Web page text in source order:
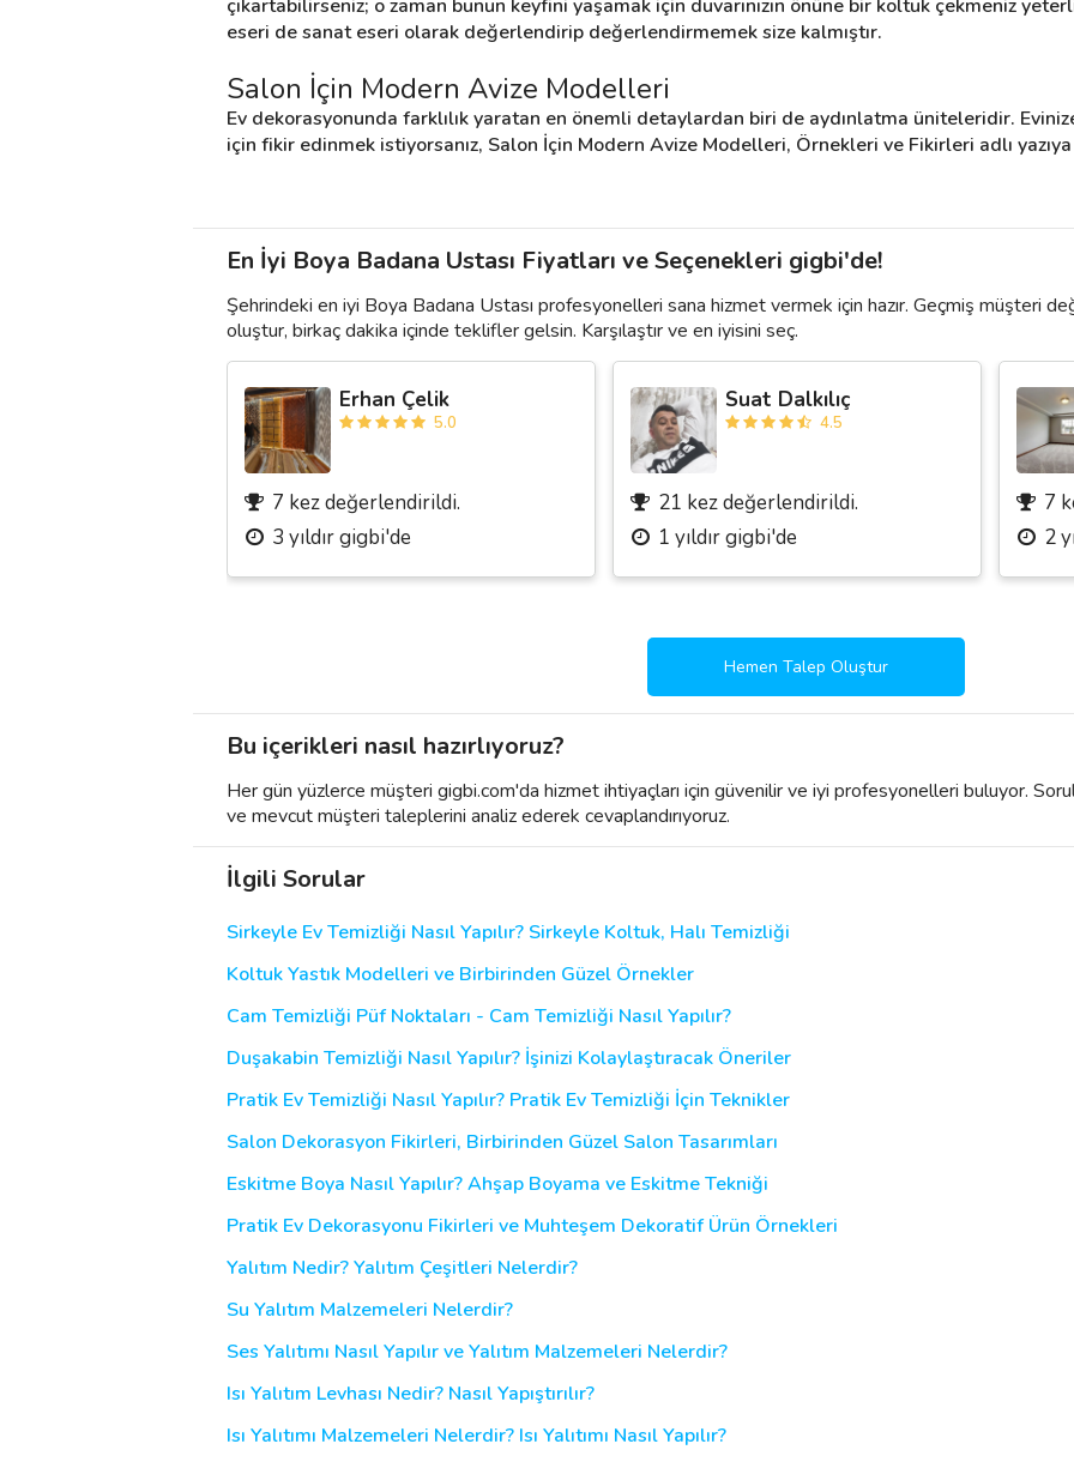
çıkartabilirseniz; o zaman bunun keyfini yaşamak için duvarınızın önüne bir koltuk çekmeniz
eseri de sanat eseri olarak değerlendirip değerlendirmemek size kalmıştır.
Salon İçin Modern Avize Modelleri
Ev dekorasyonunda farklılık yaratan en önemli detaylardan biri de aydınlatma üniteleridir.
için fikir edinmek istiyorsanız, Salon İçin Modern Avize Modelleri, Örnekleri ve Fikirleri adlı
En İyi Boya Badana Ustası Fiyatları ve Seçenekleri gigbi'de!
Şehrindeki en iyi Boya Badana Ustası profesyonelleri sana hizmet vermek için hazır. Geçmiş müşteri
oluştur, birkaç dakika içinde teklifler gelsin. Karşılaştır ve en iyisini seç.
Erhan Çelik
5.0
7 kez değerlendirildi.
3 yıldır gigbi'de
Suat Dalkılıç
4.5
21 kez değerlendirildi.
1 yıldır gigbi'de
7
2
Hemen Talep Oluştur
Bu içerikleri nasıl hazırlıyoruz?
Her gün yüzlerce müşteri gigbi.com'da hizmet ihtiyaçları için güvenilir ve iyi profesyonelleri buluyor.
ve mevcut müşteri taleplerini analiz ederek cevaplandırıyoruz.
İlgili Sorular
Sirkeyle Ev Temizliği Nasıl Yapılır? Sirkeyle Koltuk, Halı Temizliği
Koltuk Yastık Modelleri ve Birbirinden Güzel Örnekler
Cam Temizliği Püf Noktaları - Cam Temizliği Nasıl Yapılır?
Duşakabin Temizliği Nasıl Yapılır? İşinizi Kolaylaştıracak Öneriler
Pratik Ev Temizliği Nasıl Yapılır? Pratik Ev Temizliği İçin Teknikler
Salon Dekorasyon Fikirleri, Birbirinden Güzel Salon Tasarımları
Eskitme Boya Nasıl Yapılır? Ahşap Boyama ve Eskitme Tekniği
Pratik Ev Dekorasyonu Fikirleri ve Muhteşem Dekoratif Ürün Örnekleri
Yalıtım Nedir? Yalıtım Çeşitleri Nelerdir?
Su Yalıtım Malzemeleri Nelerdir?
Ses Yalıtımı Nasıl Yapılır ve Yalıtım Malzemeleri Nelerdir?
Isı Yalıtım Levhası Nedir? Nasıl Yapıştırılır?
Isı Yalıtımı Malzemeleri Nelerdir? Isı Yalıtımı Nasıl Yapılır?